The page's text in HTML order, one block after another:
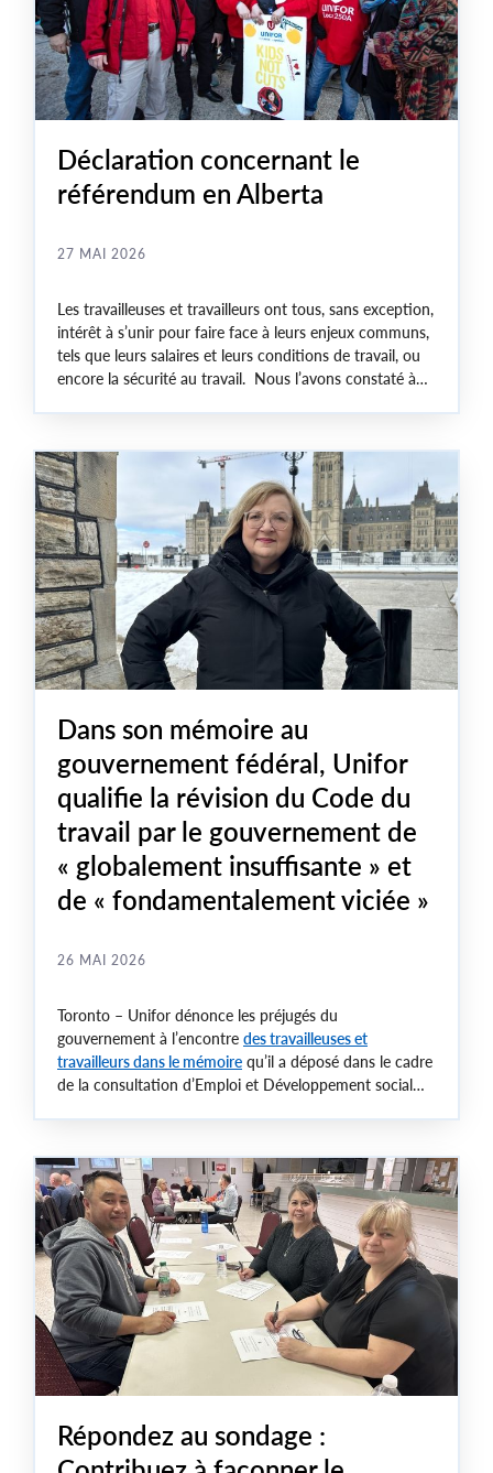
Déclaration concernant le
référendum en Alberta
27 MAI 2026
Les travailleuses et travailleurs ont tous, sans exception,
intérêt à s’unir pour faire face à leurs enjeux communs,
tels que leurs salaires et leurs conditions de travail, ou
encore la sécurité au travail. Nous l’avons constaté à
négocier collectivement et améliorer les normes et les
lois pour tout le monde.
Dans son mémoire au
gouvernement fédéral, Unifor
qualifie la révision du Code du
travail par le gouvernement de
« globalement insuffisante » et
de « fondamentalement viciée »
26 MAI 2026
Toronto – Unifor dénonce les préjugés du
gouvernement à l’encontre des travailleuses et
travailleurs dans le mémoire qu’il a déposé dans le cadre
de la consultation d’Emploi et Développement social
Répondez au sondage :